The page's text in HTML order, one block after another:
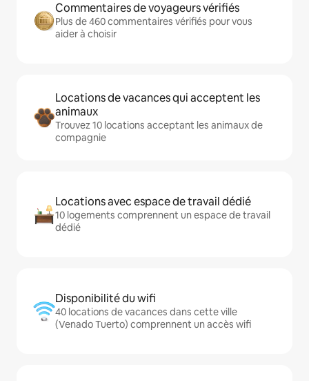
Commentaires de voyageurs vérifiés
Plus de 460 commentaires vérifiés pour vous
aider à choisir
Locations de vacances qui acceptent les
animaux
Trouvez 10 locations acceptant les animaux de
compagnie
Locations avec espace de travail dédié
10 logements comprennent un espace de travail
dédié
Disponibilité du wifi
40 locations de vacances dans cette ville
(Venado Tuerto) comprennent un accès wifi